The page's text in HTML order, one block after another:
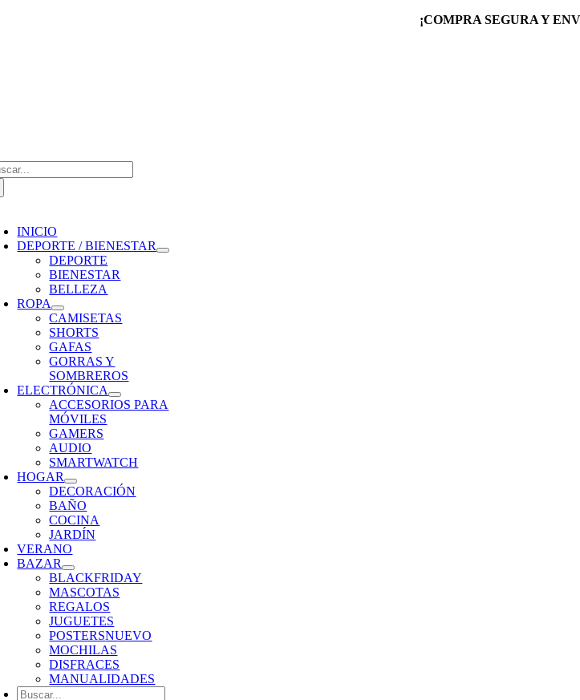
¡COMPRA SEGURA Y
INICIO
DEPORTE / BIENESTAR
DEPORTE
BIENESTAR
BELLEZA
ROPA
CAMISETAS
SHORTS
GAFAS
GORRAS Y
SOMBREROS
ELECTRÓNICA
ACCESORIOS PARA
MÓVILES
GAMERS
AUDIO
SMARTWATCH
HOGAR
DECORACIÓN
BAÑO
COCINA
JARDÍN
VERANO
BAZAR
BLACKFRIDAY
MASCOTAS
REGALOS
JUGUETES
POSTERSNUEVO
MOCHILAS
DISFRACES
MANUALIDADES
Buscar: